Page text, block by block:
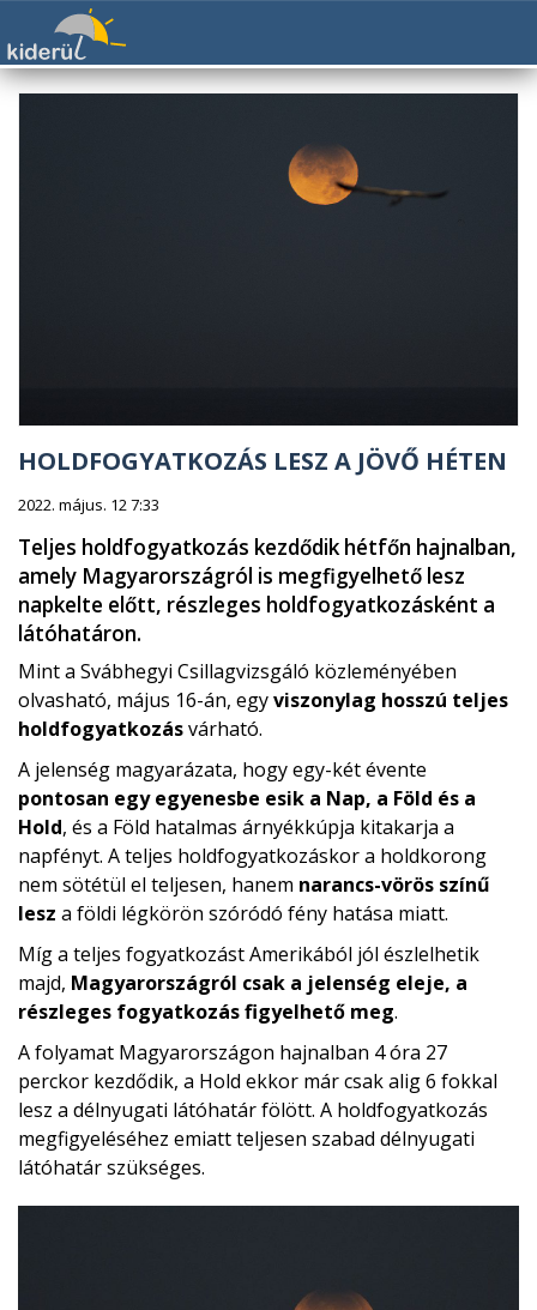
HOLDFOGYATKOZÁS LESZ A JÖVŐ HÉTEN
2022. május. 12 7:33
Teljes holdfogyatkozás kezdődik hétfőn hajnalban,
amely Magyarországról is megfigyelhető lesz
napkelte előtt, részleges holdfogyatkozásként a
látóhatáron.
Mint a Svábhegyi Csillagvizsgáló közleményében
olvasható, május 16-án, egyviszonylag hosszú teljes
holdfogyatkozásvárható.
A jelenség magyarázata, hogy egy-két évente
pontosan egy egyenesbe esik a Nap, a Föld és a
Hold, és a Föld hatalmas árnyékkúpja kitakarja a
napfényt. A teljes holdfogyatkozáskor a holdkorong
nem sötétül el teljesen, hanem narancs-vörös színű
lesz a földi légkörön szóródó fény hatása miatt.
Míg a teljes fogyatkozást Amerikából jól észlelhetik
majd, Magyarországról csak a jelenség eleje, a
részleges fogyatkozás figyelhető meg.
A folyamat Magyarországon hajnalban 4 óra 27
perckor kezdődik, a Hold ekkor már csak alig 6 fokkal
lesz a délnyugati látóhatár fölött. A holdfogyatkozás
megfigyeléséhez emiatt teljesen szabad délnyugati
látóhatár szükséges.